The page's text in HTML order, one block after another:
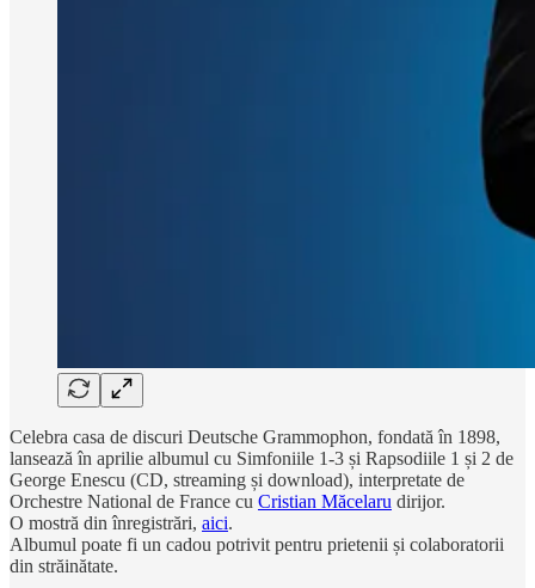
Celebra casa de discuri Deutsche Grammophon, fondată în 1898,
lansează în aprilie albumul cu Simfoniile 1-3 și Rapsodiile 1 și 2 de
George Enescu (CD, streaming și download), interpretate de
Orchestre National de France cu Cristian Măcelaru dirijor.
O mostră din înregistrări, aici.
Albumul poate fi un cadou potrivit pentru prietenii și colaboratorii
din străinătate.